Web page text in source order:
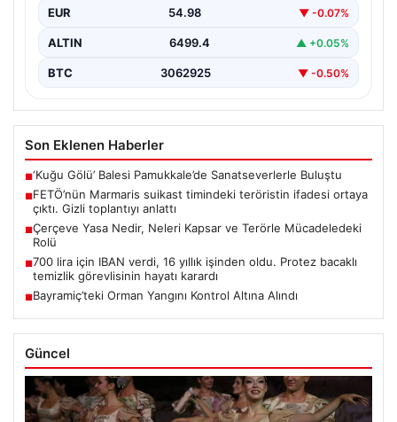
EUR 54.98 ▼ -0.07%
ALTIN 6499.4 ▲ +0.05%
BTC 3062925 ▼ -0.50%
Son Eklenen Haberler
■‘Kuğu Gölü’ Balesi Pamukkale’de Sanatseverlerle Buluştu
■FETÖ’nün Marmaris suikast timindeki teröristin ifadesi ortaya
çıktı. Gizli toplantıyı anlattı
■Çerçeve Yasa Nedir, Neleri Kapsar ve Terörle Mücadeledeki
Rolü
■700 lira için IBAN verdi, 16 yıllık işinden oldu. Protez bacaklı
temizlik görevlisinin hayatı karardı
■Bayramiç’teki Orman Yangını Kontrol Altına Alındı
Güncel